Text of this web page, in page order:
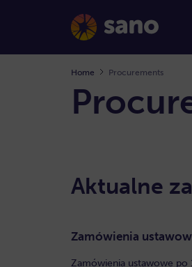
Home Procurements
Aktualne
Zamówienia
Zamówienia ustawowe po